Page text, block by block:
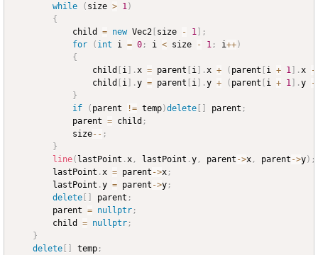
while
( size > 1)
{
			child
= new Vec2 [ size - 1] ;
for
( int i = 0 ; i < size - 1 ; i++)
{
				child
[ i] .x = parent [ i] .x + ( parent [ i + 1] .x -
				child
[ i] .y = parent [ i] .y + ( parent [ i + 1] .y -
}
if
( parent != temp)delete [ ] parent ;
			parent
= child ;
			size
-- ;
}
line( lastPoint .x , lastPoint .y , parent ->x , parent ->y) ;
		lastPoint
.x = parent ->x ;
		lastPoint
.y = parent ->y ;
delete [ ] parent ;
		parent
= nullptr ;
		child
= nullptr ;
}
delete [ ] temp ;